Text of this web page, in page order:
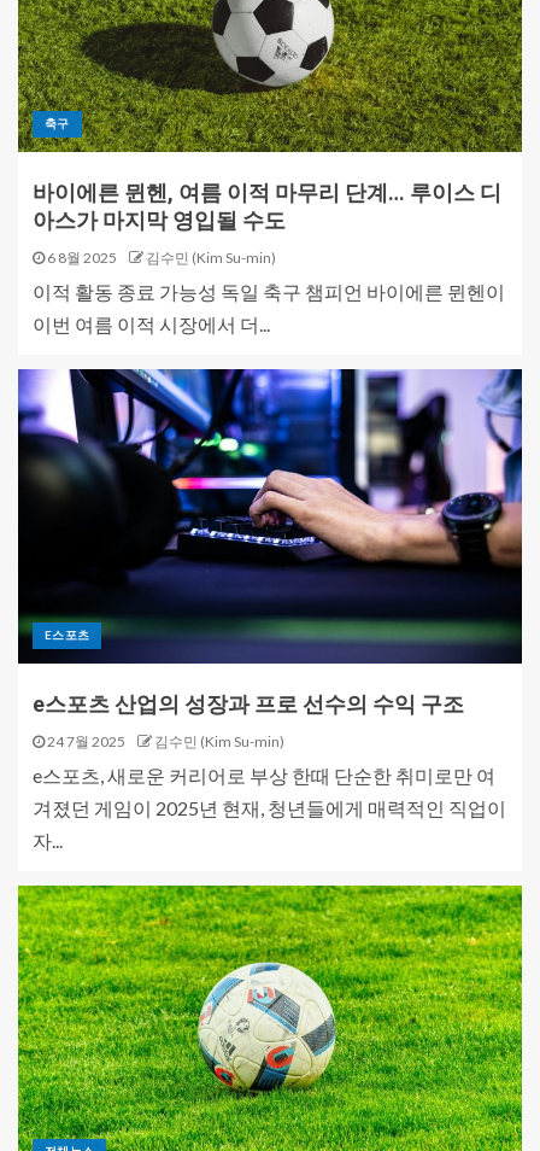
축구
바이에른 뮌헨, 여름 이적 마무리 단계… 루이스 디
아스가 마지막 영입될 수도
6 8월 2025 김수민 (Kim Su-min)
이적 활동 종료 가능성 독일 축구 챔피언 바이에른 뮌헨이
이번 여름 이적 시장에서 더...
E스포츠
e스포츠 산업의 성장과 프로 선수의 수익 구조
24 7월 2025 김수민 (Kim Su-min)
e스포츠, 새로운 커리어로 부상 한때 단순한 취미로만 여
겨졌던 게임이 2025년 현재, 청년들에게 매력적인 직업이
자...